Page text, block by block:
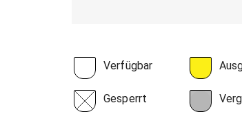
Verfügbar
Gesperrt